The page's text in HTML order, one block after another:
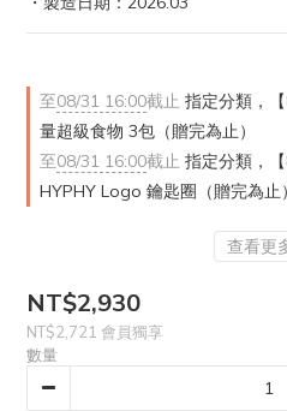
至08/31 16:00截止 指定分類，
量超級食物 3包（贈完為止）
至08/31 16:00截止 指定分類，
HYPHY Logo 鑰匙圈（贈完為止）
查看更
NT$2,930
NT$2,721 會員獨享
數量